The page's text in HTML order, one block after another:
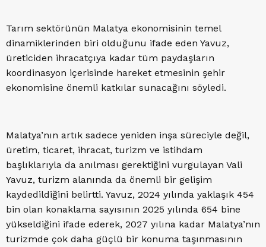
Tarım sektörünün Malatya ekonomisinin temel
dinamiklerinden biri olduğunu ifade eden Yavuz,
üreticiden ihracatçıya kadar tüm paydaşların
koordinasyon içerisinde hareket etmesinin şehir
ekonomisine önemli katkılar sunacağını söyledi.
Malatya’nın artık sadece yeniden inşa süreciyle değil,
üretim, ticaret, ihracat, turizm ve istihdam
başlıklarıyla da anılması gerektiğini vurgulayan Vali
Yavuz, turizm alanında da önemli bir gelişim
kaydedildiğini belirtti. Yavuz, 2024 yılında yaklaşık 454
bin olan konaklama sayısının 2025 yılında 654 bine
yükseldiğini ifade ederek, 2027 yılına kadar Malatya’nın
turizmde çok daha güçlü bir konuma taşınmasının